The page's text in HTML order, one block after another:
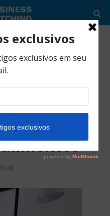
EDITORIAL
90
ingresso